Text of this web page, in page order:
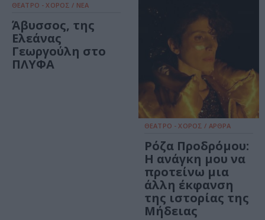
ΘΕΑΤΡΟ - ΧΟΡΟΣ / ΝΕΑ
Άβυσσος, της
Ελεάνας
Γεωργούλη στο
ΠΛΥΦΑ
ΘΕΑΤΡΟ - ΧΟΡΟΣ / ΑΡΘΡΑ
Ρόζα Προδρόμου:
Η ανάγκη μου να
προτείνω μια
άλλη έκφανση
της ιστορίας της
Μήδειας